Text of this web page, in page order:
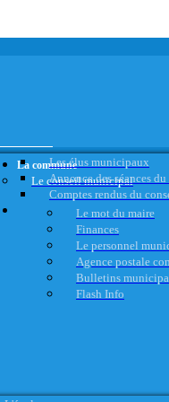
La commune
Le conseil municipal
Les élus municipaux
Annonce des séances
Comptes rendus du
Le mot du maire
Finances
Le personnel
Agence postale
Bulletins
Flash Info